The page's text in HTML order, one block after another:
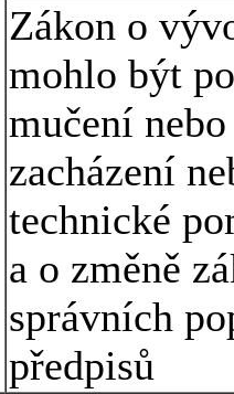
Zákon o
mohlo být
mučení
zacházení
technické
a o změně
správních
předpisů